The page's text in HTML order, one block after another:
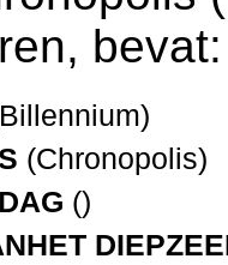
bevat:
(Chronopolis)
()